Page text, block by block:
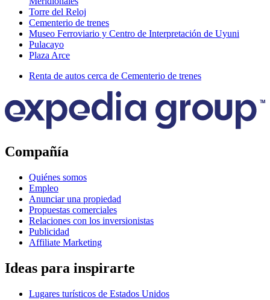
Torre del Reloj
Cementerio de trenes
Museo Ferroviario y Centro de Interpretación de Uyuni
Pulacayo
Plaza Arce
Renta de autos cerca de Cementerio de trenes
Compañía
Quiénes somos
Empleo
Anunciar una propiedad
Propuestas comerciales
Relaciones con los inversionistas
Publicidad
Affiliate Marketing
Ideas para inspirarte
Lugares turísticos de Estados Unidos